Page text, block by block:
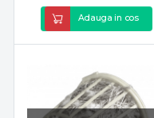
Adauga in cos